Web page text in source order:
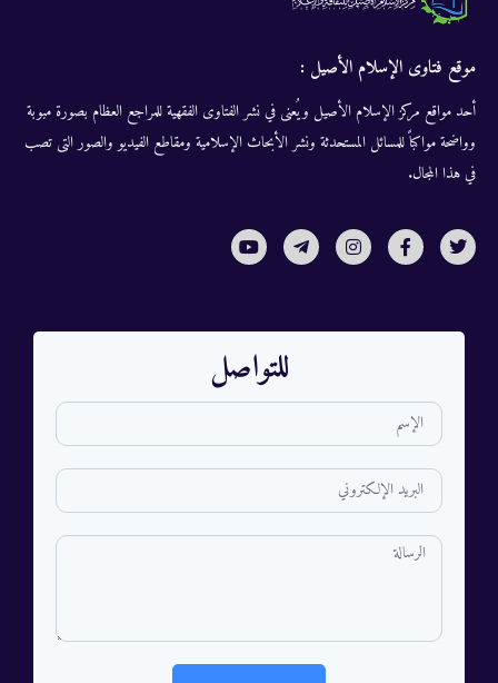
موقع فتاوى الإسلام الأصيل :
أحد مواقع مركز الإسلام الأصيل ويُعنى في نشر الفتاوى الفقهية للمراجع العظام بصورة مبوبة
وواضحة مواكباً للمسائل المستحدثة ونشر الأبحاث الإسلامية ومقاطع الفيديو والصور التى تصب
في هذا المجال.
للتواصل